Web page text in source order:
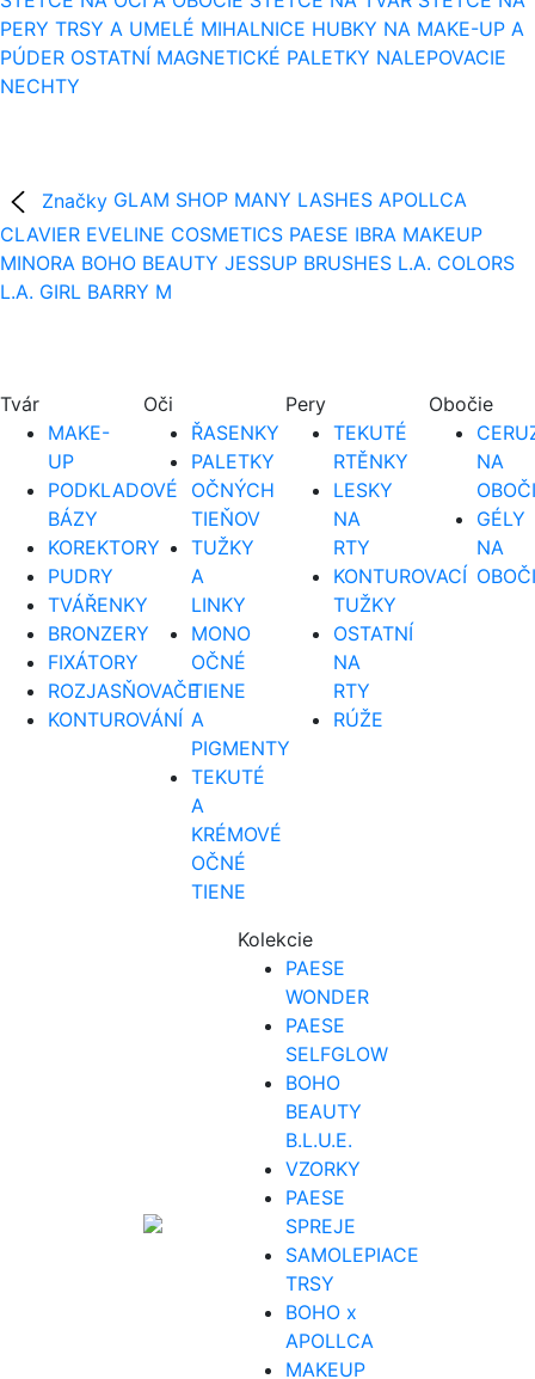
PERY TRSY A UMELÉ MIHALNICE HUBKY NA MAKE-UP A
PÚDER OSTATNÍ MAGNETICKÉ PALETKY NALEPOVACIE
NECHTY
Značky GLAM SHOP MANY LASHES APOLLCA
CLAVIER EVELINE COSMETICS PAESE IBRA MAKEUP
MINORA BOHO BEAUTY JESSUP BRUSHES L.A. COLORS
L.A. GIRL BARRY M
Tvár
MAKE-
UP
PODKLADOVÉ
BÁZY
KOREKTORY
PUDRY
TVÁŘENKY
BRONZERY
FIXÁTORY
ROZJASŇOVAČE
KONTUROVÁNÍ
Oči
ŘASENKY
PALETKY
OČNÝCH
TIEŇOV
TUŽKY
A
LINKY
MONO
OČNÉ
TIENE
A
PIGMENTY
TEKUTÉ
A
KRÉMOVÉ
OČNÉ
TIENE
Pery
TEKUTÉ
RTĚNKY
LESKY
NA
RTY
KONTUROVACÍ
TUŽKY
OSTATNÍ
NA
RTY
RÚŽE
Obočie
NA
GÉLY
NA
Kolekcie
PAESE
WONDER
PAESE
SELFGLOW
BOHO
BEAUTY
B.L.U.E.
VZORKY
PAESE
SPREJE
SAMOLEPIACE
TRSY
BOHO x
APOLLCA
MAKEUP